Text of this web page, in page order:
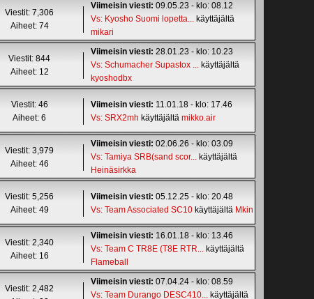
Viestit: 7,306
Aiheet: 74
Viimeisin viesti:09.05.23 - klo: 08.12
Vs: Kyosho Suomi lopetta... käyttäjältä
mikari
Viestit: 844
Aiheet: 12
Viimeisin viesti:28.01.23 - klo: 10.23
Vs: Schumacher Supastox ... käyttäjältä
kyoshodbx
Viestit: 46
Aiheet: 6
Viimeisin viesti: 11.01.18 - klo: 17.46
Vs: SRX2mh käyttäjältämikko.air
Viestit: 3,979
Aiheet: 46
Viimeisin viesti:02.06.26 - klo: 03.09
Vs: Tamiya SRB(sand scor... käyttäjältä
Heinäsirkka
Viestit: 5,256
Aiheet: 49
Viimeisin viesti:05.12.25 - klo: 20.48
Vs: Team Associated SC10 käyttäjältä Mkin
Viestit: 2,340
Aiheet: 16
Viimeisin viesti: 16.01.18 - klo: 13.46
Vs: Team C TR8E (T8E RTR... käyttäjältä
Flameball
Viestit: 2,482
Viimeisin viesti:07.04.24 - klo: 08.59
Vs: Team Durango DESC410... käyttäjältä